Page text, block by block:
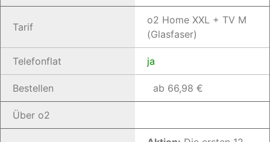
Tarif
o2 Home XXL + TV M
(Glasfaser)
Telefonflat ja
Bestellen ab 66,98 €
Über o2